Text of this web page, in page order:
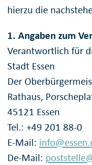
hierzu die
1. Angaben zum
Verantwortlich für
Stadt Essen
Der
Rathaus,
45121 Essen
Tel.: +49 201 88-0
E-Mail:
De-Mail: